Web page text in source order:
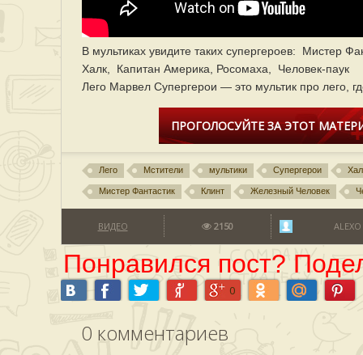
В мультиках увидите таких супергероев: Мистер
Халк, Капитан Америка, Росомаха, Человек-паук
Лего Марвел Супергерои — это мультик про лего,
ПРОГОЛОСУЙТЕ ЗА ЭТОТ
Лего Мстители мультики Супергерои
Мистер Фантастик Клинт Железный Человек
ВИДЕО 2150 ALEXO
Понравился пост?
0
0 комментариев